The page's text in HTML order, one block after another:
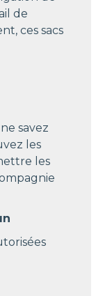
de
ces sacs
savez
les
les